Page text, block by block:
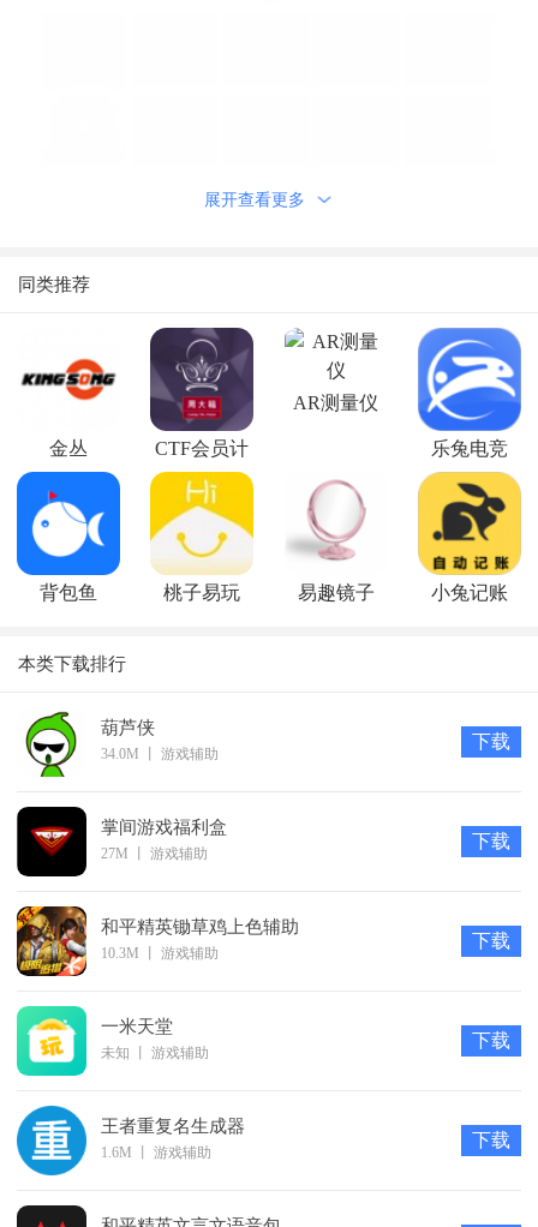
软件亮点
仍在满全球找软件？找人办事比不上求己赶紧来运用宝盒找
检索你要找的物品就可以免费下载！必需武器！
你要找的赶紧来这里边快速下载吧！一定还记得个人收藏
哦！
软件优势
3、空间赞
4、热门主题活动
6、趣味性游戏娱乐
软件功能
装包小；
2、一款超级黑科技的小工具，支持的功能超级的多，而且
很实用；
3、界面无任何的广告，工具涵盖的范围广，图片、娱乐、
黑科技等。
软件特色
1.这里的软件全部都是绿色安全的，用户也是可以放心下载
2.软件会有自己的名称以及相应的简介，对于用户找资源也
展开查看更多
同类推荐
金丛
CTF会员计
划
AR测量仪
乐兔电竞
背包鱼 桃子易玩 易趣镜子 小兔记账
本类下载排行
葫芦侠
34.0M 游戏辅助
下载
掌间游戏福利盒
27M 游戏辅助
下载
和平精英锄草鸡上色辅助
10.3M 游戏辅助
下载
一米天堂
未知 游戏辅助
下载
王者重复名生成器
1.6M 游戏辅助
下载